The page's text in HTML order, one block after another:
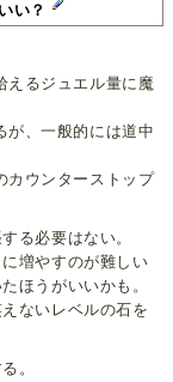
い？
えるジュエル量に魔
が、一般的には道中
カウンターストップ
る必要はない。
増やすのが難しい
ほうがいいかも。
ないレベルの石を
。